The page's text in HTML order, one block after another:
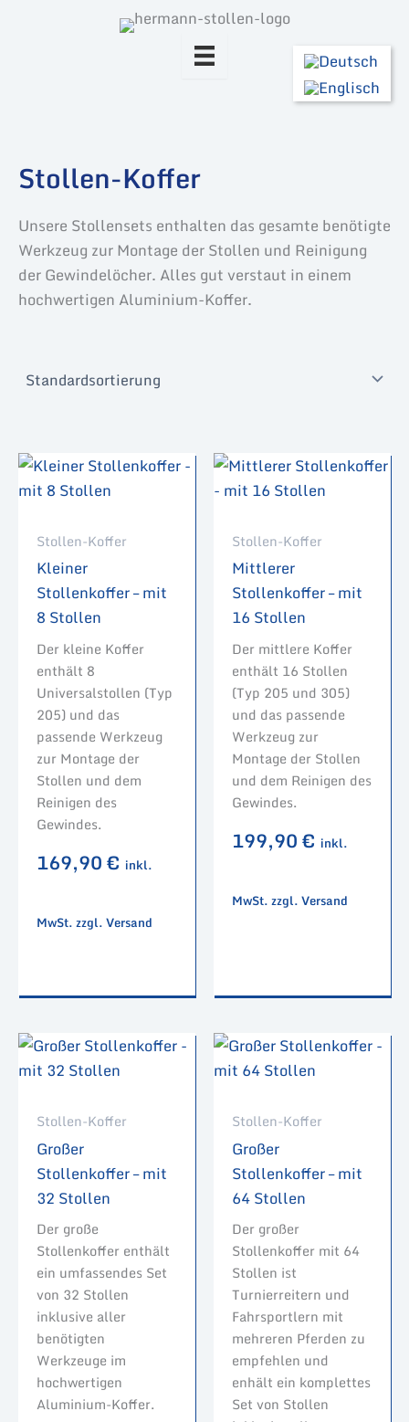
Stollen-Koffer
Unsere Stollensets enthalten das gesamte benötigte
Werkzeug zur Montage der Stollen und Reinigung
der Gewindelöcher. Alles gut verstaut in einem
hochwertigen Aluminium-Koffer.
Stollen-Koffer
Kleiner
Stollenkoffer – mit
8 Stollen
Der kleine Koffer
enthält 8
Universalstollen (Typ
205) und das
passende Werkzeug
zur Montage der
Stollen und dem
Reinigen des
Gewindes.
169,90€ inkl.
MwSt. zzgl. Versand
Stollen-Koffer
Mittlerer
Stollenkoffer – mit
16 Stollen
Der mittlere Koffer
enthält 16 Stollen
(Typ 205 und 305)
und das passende
Werkzeug zur
Montage der Stollen
und dem Reinigen des
Gewindes.
199,90€ inkl.
MwSt. zzgl. Versand
Stollen-Koffer
Großer
Stollenkoffer – mit
32 Stollen
Der große
Stollenkoffer enthält
ein umfassendes Set
von 32 Stollen
inklusive aller
benötigten
Werkzeuge im
hochwertigen
Aluminium-Koffer.
Stollen-Koffer
Großer
Stollenkoffer – mit
64 Stollen
Der großer
Stollenkoffer mit 64
Stollen ist
Turnierreitern und
Fahrsportlern mit
mehreren Pferden zu
empfehlen und
enhält ein komplettes
Set von Stollen